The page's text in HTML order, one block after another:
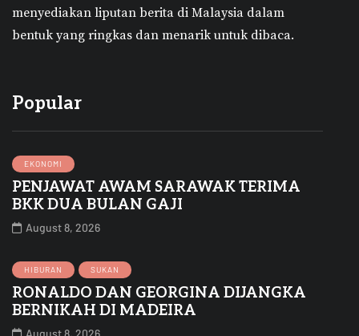
menyediakan liputan berita di Malaysia dalam
bentuk yang ringkas dan menarik untuk dibaca.
Popular
EKONOMI
PENJAWAT AWAM SARAWAK TERIMA
BKK DUA BULAN GAJI
August 8, 2026
HIBURAN SUKAN
RONALDO DAN GEORGINA DIJANGKA
BERNIKAH DI MADEIRA